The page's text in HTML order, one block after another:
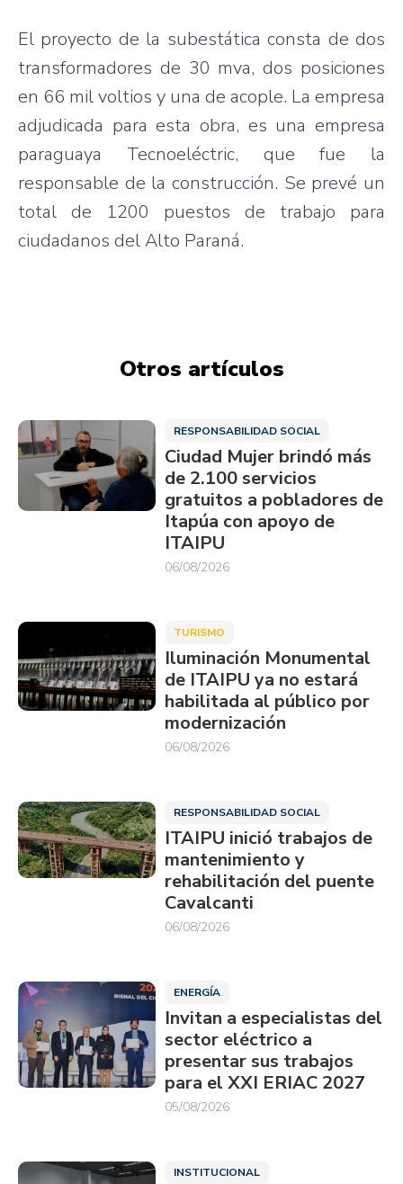
El proyecto de la subestática consta de dos
transformadores de 30 mva, dos posiciones
en 66 mil voltios y una de acople. La empresa
adjudicada para esta obra, es una empresa
paraguaya Tecnoeléctric, que fue la
responsable de la construcción. Se prevé un
total de 1200 puestos de trabajo para
ciudadanos del Alto Paraná.
Otros artículos
RESPONSABILIDAD SOCIAL
Ciudad Mujer brindó más
de 2.100 servicios
gratuitos a pobladores de
Itapúa con apoyo de
ITAIPU
06/08/2026
TURISMO
Iluminación Monumental
de ITAIPU ya no estará
habilitada al público por
modernización
06/08/2026
RESPONSABILIDAD SOCIAL
ITAIPU inició trabajos de
mantenimiento y
rehabilitación del puente
Cavalcanti
06/08/2026
ENERGÍA
Invitan a especialistas del
sector eléctrico a
presentar sus trabajos
para el XXI ERIAC 2027
05/08/2026
INSTITUCIONAL